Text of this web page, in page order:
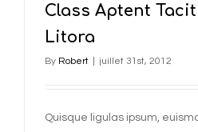
Class Aptent
Litora
By Robert juillet 31st, 2012
Quisque ligulas ipsum,